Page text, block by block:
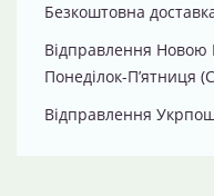
Безкоштовна
Відправлення
Понеділок-П’ятниця
Відправлення